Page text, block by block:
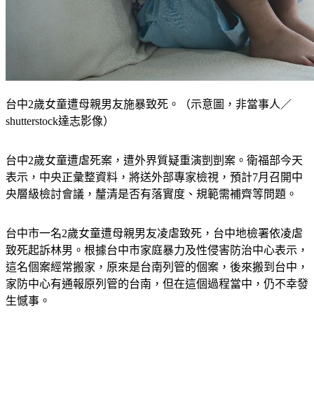
台中2歲女童遭母親男友施暴致死。（示意圖，非當事人／
shutterstock達志影像）
台中2歲女童遭虐死案，遭外界質疑重演剴剴案。衛福部今天
表示，中央正彙整資料，將送外部專家檢視，預計7月召開中
央層級檢討會議，釐清是否有落實度、規範需補齊等問題。
台中市一名2歲女童遭母親男友凌虐致死，台中地檢署依凌虐
致死起訴林男。根據台中市家庭暴力及性侵害防治中心表示，
這名個案經常搬家，原來是台南列管的個案，後來搬到台中，
家防中心有通報原列管的台南，但在這個過程當中，仍不幸發
生憾事。